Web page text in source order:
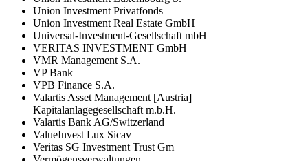
Union Investment Privatfonds
Union Investment Real Estate GmbH
Universal-Investment-Gesellschaft mbH
VERITAS INVESTMENT GmbH
VMR Management S.A.
VP Bank
VPB Finance S.A.
Valartis Asset Management [Austria]
Kapitalanlagegesellschaft m.b.H.
Valartis Bank AG/Switzerland
ValueInvest Lux Sicav
Veritas SG Investment Trust Gm